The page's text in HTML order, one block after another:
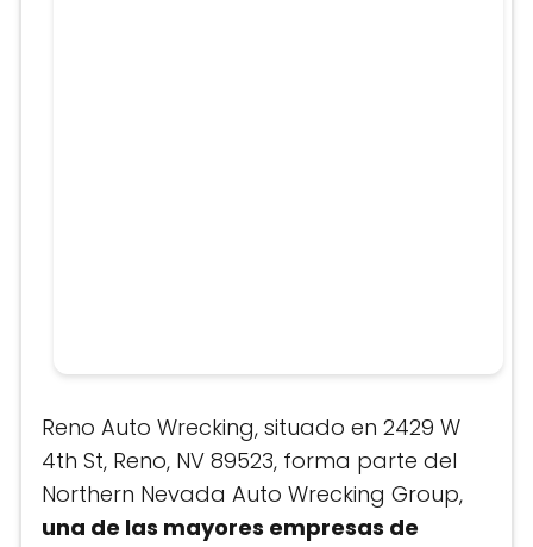
Reno Auto Wrecking, situado en 2429 W
4th St, Reno, NV 89523, forma parte del
Northern Nevada Auto Wrecking Group,
una de las mayores empresas de